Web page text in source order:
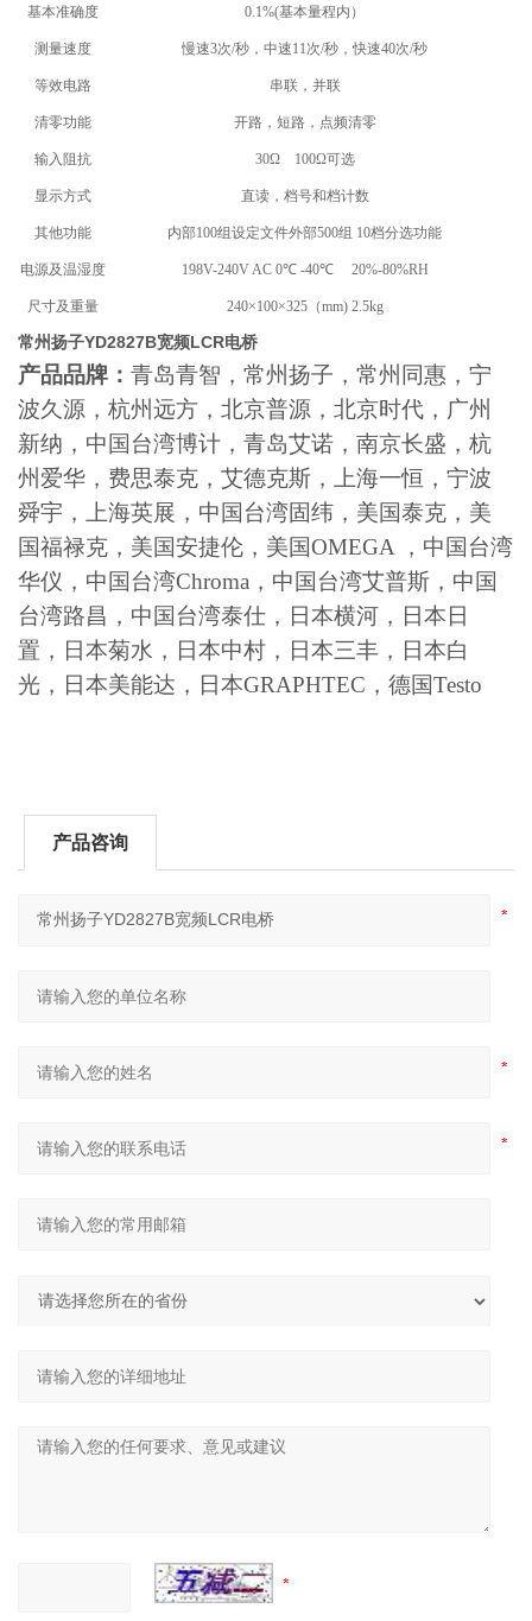
基本准确度 0.1%(基本量程内）
测量速度 慢速3次/秒，中速11次/秒，快速40次/秒
等效电路 串联，并联
清零功能 开路，短路，点频清零
输入阻抗 30Ω 100Ω可选
显示方式 直读，档号和档计数
其他功能 内部100组设定文件外部500组 10档分选功能
电源及温湿度 198V-240V AC 0℃ -40℃ 20%-80%RH
尺寸及重量 240×100×325（mm) 2.5kg
常州扬子YD2827B宽频LCR电桥
产品品牌：青岛青智，常州扬子，常州同惠，宁
波久源，杭州远方，北京普源，北京时代，广州
新纳，中国台湾博计，青岛艾诺，南京长盛，杭
州爱华，费思泰克，艾德克斯，上海一恒，宁波
舜宇，上海英展，中国台湾固纬，美国泰克，美
国福禄克，美国安捷伦，美国OMEGA ，中国台湾
华仪，中国台湾Chroma，中国台湾艾普斯，中国
台湾路昌，中国台湾泰仕，日本横河，日本日
置，日本菊水，日本中村，日本三丰，日本白
光，日本美能达，日本GRAPHTEC，德国Testo
产品咨询